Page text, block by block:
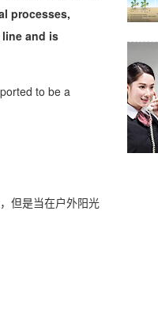
processes,
and is
to be a
但是当在户外阳光